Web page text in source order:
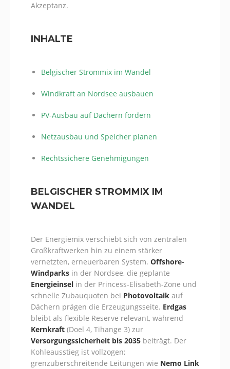
Akzeptanz.
INHALTE
Belgischer Strommix im Wandel
Windkraft an Nordsee ausbauen
PV-Ausbau auf Dächern fördern
Netzausbau und Speicher planen
Rechtssichere Genehmigungen
BELGISCHER STROMMIX IM
WANDEL
Der Energiemix verschiebt sich von zentralen
Großkraftwerken hin zu einem stärker
vernetzten, erneuerbaren System. Offshore-
Windparks in der Nordsee, die geplante
Energieinsel in der Princess-Elisabeth-Zone und
schnelle Zubauquoten bei Photovoltaik auf
Dächern prägen die Erzeugungsseite. Erdgas
bleibt als flexible Reserve relevant, während
Kernkraft (Doel 4, Tihange 3) zur
Versorgungssicherheit bis 2035 beiträgt. Der
Kohleausstieg ist vollzogen;
grenzüberschreitende Leitungen wie Nemo Link